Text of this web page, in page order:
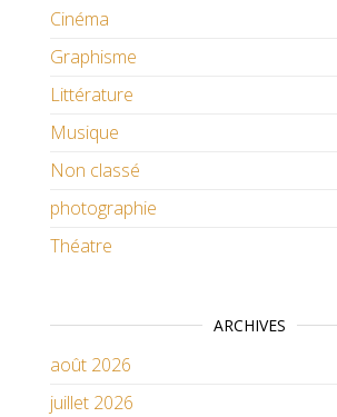
Cinéma
Graphisme
Littérature
Musique
Non classé
photographie
Théatre
ARCHIVES
août 2026
juillet 2026